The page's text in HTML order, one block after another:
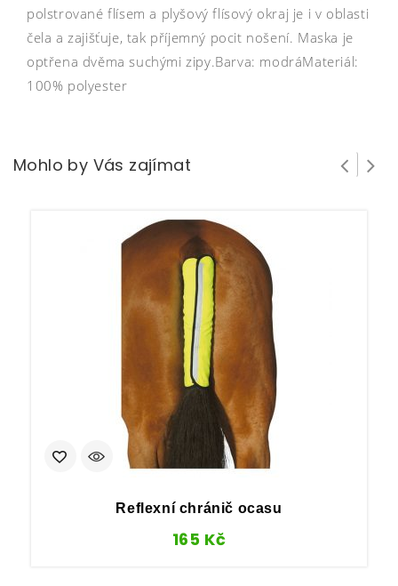
polstrované flísem a plyšový flísový okraj je i v oblasti
čela a zajišťuje, tak příjemný pocit nošení. Maska je
optřena dvěma suchými zipy.Barva: modráMateriál:
100% polyester
Mohlo by Vás zajímat
Reflexní chránič ocasu
165 Kč